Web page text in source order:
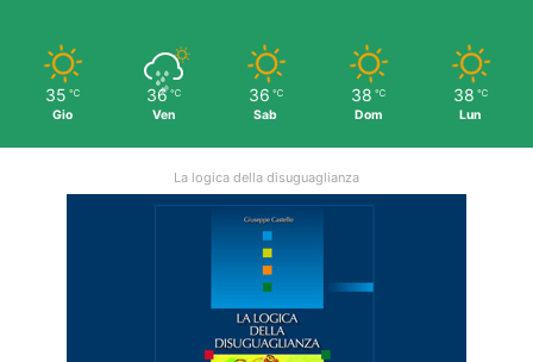
35 ℃
Gio
36 ℃
Ven
36 ℃
Sab
38 ℃
Dom
38 ℃
Lun
La logica della disuguaglianza